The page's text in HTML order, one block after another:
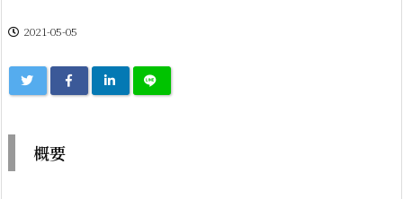
2021-05-05
概要